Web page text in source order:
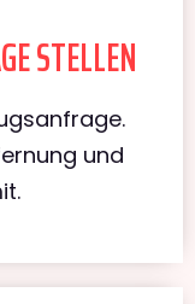
STELLEN
und